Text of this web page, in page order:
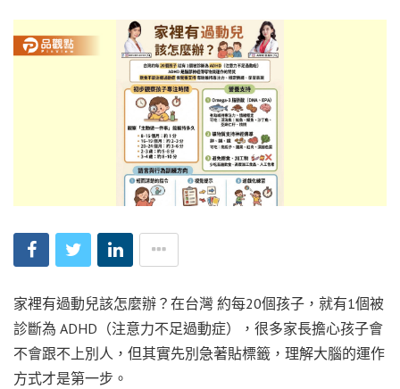
家裡有過動兒該怎麼辦？在台灣 約每20個孩子，就有1個被
診斷為 ADHD（注意力不足過動症），很多家長擔心孩子會
不會跟不上別人，但其實先別急著貼標籤，理解大腦的運作
方式才是第一步。